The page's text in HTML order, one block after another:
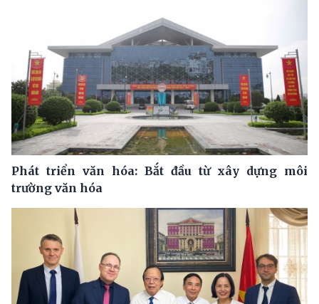
Phát triển văn hóa: Bắt đầu từ xây dựng môi
trường văn hóa